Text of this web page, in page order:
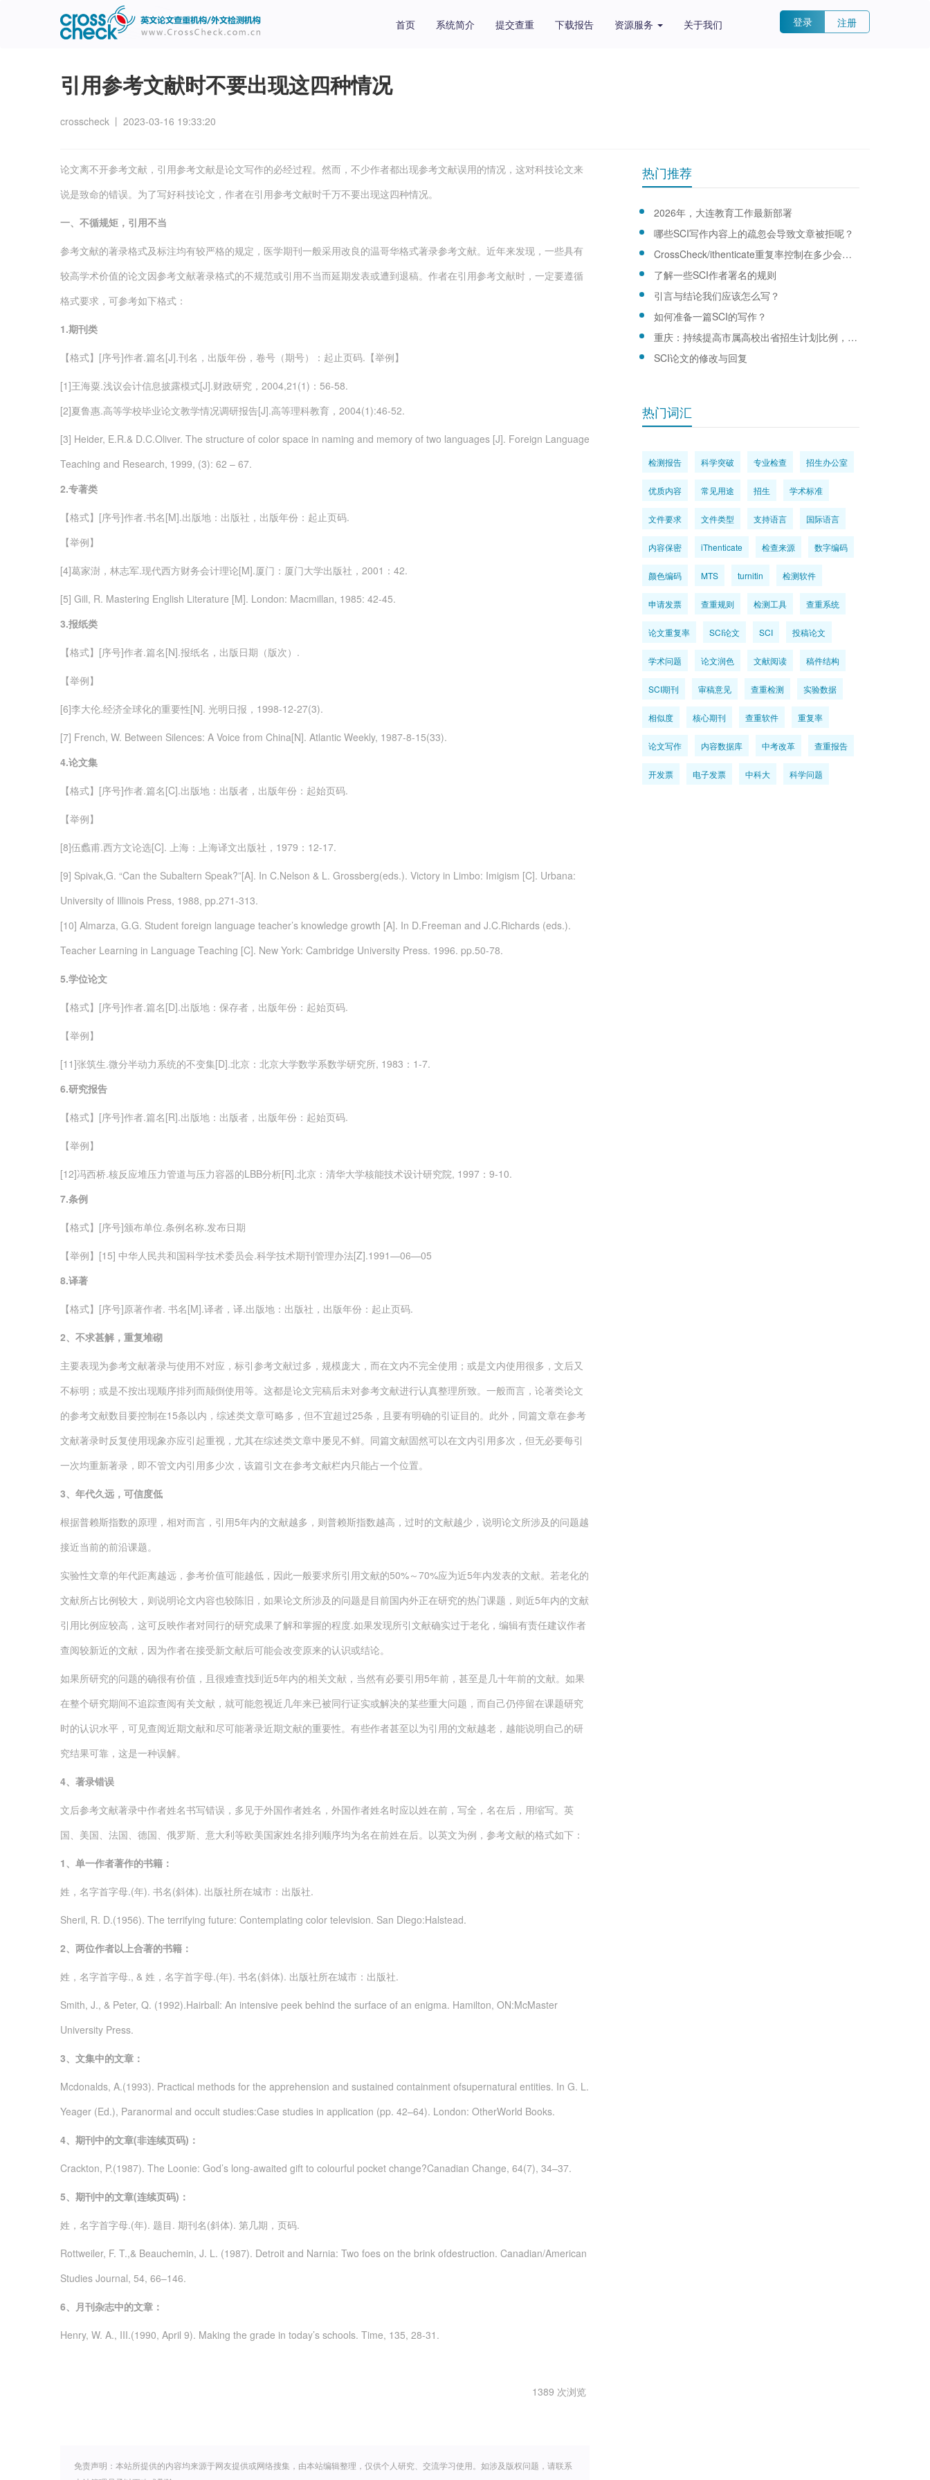
导
航 首页 系统简介 提交查重 下载报告 资源服务 关于我们
account
menu 登录 注册
引用参考文献时不要出现这四种情况
crosscheck 丨 2023-03-16 19:33:20
论文离不开参考文献，引用参考文献是论文写作的必经过程。然而，不少作者都出现参考文献误用的情况，这对科技论文来
说是致命的错误。为了写好科技论文，作者在引用参考文献时千万不要出现这四种情况。
一、不循规矩，引用不当
参考文献的著录格式及标注均有较严格的规定，医学期刊一般采用改良的温哥华格式著录参考文献。近年来发现，一些具有
较高学术价值的论文因参考文献著录格式的不规范或引用不当而延期发表或遭到退稿。作者在引用参考文献时，一定要遵循
格式要求，可参考如下格式：
1.期刊类
【格式】[序号]作者.篇名[J].刊名，出版年份，卷号（期号）：起止页码.【举例】
[1]王海粟.浅议会计信息披露模式[J].财政研究，2004,21(1)：56-58.
[2]夏鲁惠.高等学校毕业论文教学情况调研报告[J].高等理科教育，2004(1):46-52.
[3] Heider, E.R.& D.C.Oliver. The structure of color space in naming and memory of two languages [J]. Foreign Language
Teaching and Research, 1999, (3): 62 – 67.
2.专著类
【格式】[序号]作者.书名[M].出版地：出版社，出版年份：起止页码.
【举例】
[4]葛家澍，林志军.现代西方财务会计理论[M].厦门：厦门大学出版社，2001：42.
[5] Gill, R. Mastering English Literature [M]. London: Macmillan, 1985: 42-45.
3.报纸类
【格式】[序号]作者.篇名[N].报纸名，出版日期（版次）.
【举例】
[6]李大伦.经济全球化的重要性[N]. 光明日报，1998-12-27(3).
[7] French, W. Between Silences: A Voice from China[N]. Atlantic Weekly, 1987-8-15(33).
4.论文集
【格式】[序号]作者.篇名[C].出版地：出版者，出版年份：起始页码.
【举例】
[8]伍蠡甫.西方文论选[C]. 上海：上海译文出版社，1979：12-17.
[9] Spivak,G. “Can the Subaltern Speak?”[A]. In C.Nelson & L. Grossberg(eds.). Victory in Limbo: Imigism [C]. Urbana:
University of Illinois Press, 1988, pp.271-313.
[10] Almarza, G.G. Student foreign language teacher’s knowledge growth [A]. In D.Freeman and J.C.Richards (eds.).
Teacher Learning in Language Teaching [C]. New York: Cambridge University Press. 1996. pp.50-78.
5.学位论文
【格式】[序号]作者.篇名[D].出版地：保存者，出版年份：起始页码.
【举例】
[11]张筑生.微分半动力系统的不变集[D].北京：北京大学数学系数学研究所, 1983：1-7.
6.研究报告
【格式】[序号]作者.篇名[R].出版地：出版者，出版年份：起始页码.
【举例】
[12]冯西桥.核反应堆压力管道与压力容器的LBB分析[R].北京：清华大学核能技术设计研究院, 1997：9-10.
7.条例
【格式】[序号]颁布单位.条例名称.发布日期
【举例】[15] 中华人民共和国科学技术委员会.科学技术期刊管理办法[Z].1991—06—05
8.译著
【格式】[序号]原著作者. 书名[M].译者，译.出版地：出版社，出版年份：起止页码.
2、不求甚解，重复堆砌
主要表现为参考文献著录与使用不对应，标引参考文献过多，规模庞大，而在文内不完全使用；或是文内使用很多，文后又
不标明；或是不按出现顺序排列而颠倒使用等。这都是论文完稿后未对参考文献进行认真整理所致。一般而言，论著类论文
的参考文献数目要控制在15条以内，综述类文章可略多，但不宜超过25条，且要有明确的引证目的。此外，同篇文章在参考
文献著录时反复使用现象亦应引起重视，尤其在综述类文章中屡见不鲜。同篇文献固然可以在文内引用多次，但无必要每引
一次均重新著录，即不管文内引用多少次，该篇引文在参考文献栏内只能占一个位置。
3、年代久远，可信度低
根据普赖斯指数的原理，相对而言，引用5年内的文献越多，则普赖斯指数越高，过时的文献越少，说明论文所涉及的问题越
接近当前的前沿课题。
实验性文章的年代距离越远，参考价值可能越低，因此一般要求所引用文献的50%～70%应为近5年内发表的文献。若老化的
文献所占比例较大，则说明论文内容也较陈旧，如果论文所涉及的问题是目前国内外正在研究的热门课题，则近5年内的文献
引用比例应较高，这可反映作者对同行的研究成果了解和掌握的程度.如果发现所引文献确实过于老化，编辑有责任建议作者
查阅较新近的文献，因为作者在接受新文献后可能会改变原来的认识或结论。
如果所研究的问题的确很有价值，且很难查找到近5年内的相关文献，当然有必要引用5年前，甚至是几十年前的文献。如果
在整个研究期间不追踪查阅有关文献，就可能忽视近几年来已被同行证实或解决的某些重大问题，而自己仍停留在课题研究
时的认识水平，可见查阅近期文献和尽可能著录近期文献的重要性。有些作者甚至以为引用的文献越老，越能说明自己的研
究结果可靠，这是一种误解。
4、著录错误
文后参考文献著录中作者姓名书写错误，多见于外国作者姓名，外国作者姓名时应以姓在前，写全，名在后，用缩写。英
国、美国、法国、德国、俄罗斯、意大利等欧美国家姓名排列顺序均为名在前姓在后。以英文为例，参考文献的格式如下：
1、单一作者著作的书籍：
姓，名字首字母.(年). 书名(斜体). 出版社所在城市：出版社.
Sheril, R. D.(1956). The terrifying future: Contemplating color television. San Diego:Halstead.
2、两位作者以上合著的书籍：
姓，名字首字母., & 姓，名字首字母.(年). 书名(斜体). 出版社所在城市：出版社.
Smith, J., & Peter, Q. (1992).Hairball: An intensive peek behind the surface of an enigma. Hamilton, ON:McMaster
University Press.
3、文集中的文章：
Mcdonalds, A.(1993). Practical methods for the apprehension and sustained containment ofsupernatural entities. In G. L.
Yeager (Ed.), Paranormal and occult studies:Case studies in application (pp. 42–64). London: OtherWorld Books.
4、期刊中的文章(非连续页码)：
Crackton, P.(1987). The Loonie: God’s long-awaited gift to colourful pocket change?Canadian Change, 64(7), 34–37.
5、期刊中的文章(连续页码)：
姓，名字首字母.(年). 题目. 期刊名(斜体). 第几期，页码.
Rottweiler, F. T.,& Beauchemin, J. L. (1987). Detroit and Narnia: Two foes on the brink ofdestruction. Canadian/American
Studies Journal, 54, 66–146.
6、月刊杂志中的文章：
Henry, W. A., III.(1990, April 9). Making the grade in today’s schools. Time, 135, 28-31.
1389 次浏览
免责声明：本站所提供的内容均来源于网友提供或网络搜集，由本站编辑整理，仅供个人研究、交流学习使用。如涉及版权问题，请联系
热门推荐
2026年，大连教育工作最新部署
哪些SCI写作内容上的疏忽会导致文章被拒呢？
CrossCheck/ithenticate重复率控制在多少会比较安全?
了解一些SCI作者署名的规则
引言与结论我们应该怎么写？
如何准备一篇SCI的写作？
重庆：持续提高市属高校出省招生计划比例，优化生源结构
SCI论文的修改与回复
热门词汇
检测报告 科学突破 专业检查 招生办公室
优质内容 常见用途 招生 学术标准
文件要求 文件类型 支持语言 国际语言
内容保密 iThenticate 检查来源 数字编码
颜色编码 MTS turnitin 检测软件
申请发票 查重规则 检测工具 查重系统
论文重复率 SCI论文 SCI 投稿论文
学术问题 论文润色 文献阅读 稿件结构
SCI期刊 审稿意见 查重检测 实验数据
相似度 核心期刊 查重软件 重复率
论文写作 内容数据库 中考改革 查重报告
开发票 电子发票 中科大 科学问题